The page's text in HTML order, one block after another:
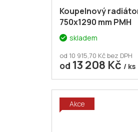
Koupelnový
750x1290 mm PMH
skladem
od 10 915,70 Kč bez DPH
od 13 208 Kč / ks
Akce